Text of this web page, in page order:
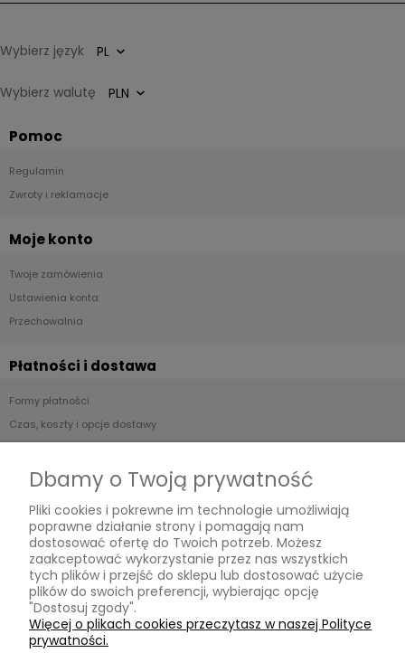
Wybierz język
Wybierz walutę
Pomoc
Regulamin
Zwroty i reklamacje
Moje konto
Twoje zamówienia
Ustawienia konta
Przechowalnia
Płatności i dostawa
Formy płatności
Czas, koszty i opcje dostawy
Informacje
Jak kupować?
Polityka prywatności
O nas
Kontakt
Dbamy o Twoją prywatność
Pliki cookies i pokrewne im technologie umożliwiają
poprawne działanie strony i pomagają nam
dostosować ofertę do Twoich potrzeb. Możesz
zaakceptować wykorzystanie przez nas wszystkich
tych plików i przejść do sklepu lub dostosować użycie
plików do swoich preferencji, wybierając opcję
"Dostosuj zgody".
Więcej o plikach cookies przeczytasz w naszej Polityce
prywatności.